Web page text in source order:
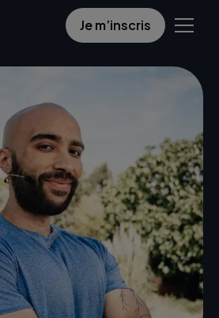
Je m’inscris